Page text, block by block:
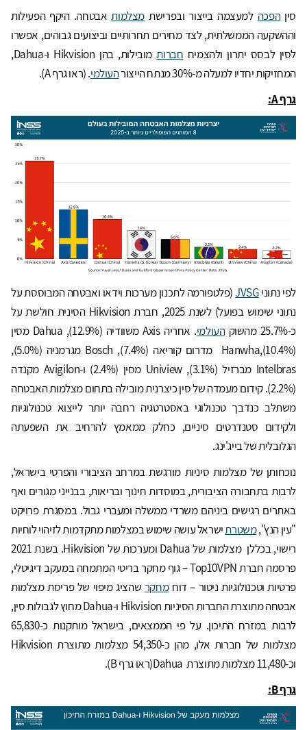
סיןהפכה למעצמה בייצור ובפרישת מצלמותאבטחה. היקף הפעילות
וההשקעה הממשלתית, לצד מחירים תחרותיים וביצועים גבוהים, אפשרו
לסין לבסס יתרון ולהצמיח חברות
מובילות, בהן Hikvision ו-Dahua,
המחזיקות יחדיו למעלה מ-30% מנתח הייצור
העולמי. (ראו גרף A).
גרףA:
לפי נתוניJVSG(פלטפורמה לתכנון מערכות וידאו ואבטחה המבוססת על
נתוני שימוש בפועל) לשנת 2025, חברת Hikvision הסינית חולשת על
כ-25.7% מהשוק
העולמי
. אחריה Axis משוודיה (12.9%), Dahua מסין
(10.4%),Hanwha מדרום קוריאה (7.4%), Bosch מגרמניה (5.0%),
Intelbras מברזיל (3.1%), Uniview מסין (2.4%) ו-Avigilon מקנדה
(2.2%). קידום מעמדה של סין כיצרנית מובילה בתחום מצלמות האבטחה
משתלב כנדבך טכנולוגי באסטרטגיה רחבה יותר לייצוא טכנולוגיות
ולקידום סטנדרטים סיניים, כחלק ממאמץ להרחיב את השפעתה
הגלובלית של בייג'ינג.
נוכחותן של מצלמות סיניות מורגשת במרחב הציבורי והפרטי בישראל,
לרבות בתחבורה הציבורית, במוסדות חינוך ובריאות, בבנייני מגורים ואף
באתרים רגישים ביניהם משרדי ממשלה ומעברי גבול. במסגרת פרויקט
"עין הנץ",משטרתישראל עושה שימוש במצלמות מתקדמות לזיהוי לוחיות
רישוי, בכללן מצלמות של Dahua ומערכות של Hikvision. בשנת 2021
פרסמה חברת Top10VPN – גוף מחקר בריטי המתמחה במעקב דיגיטלי,
פרטיות וטכנולוגיות ניטור – דוחמחקר שהציג מיפוי של פריסת מצלמות
אבטחה מתוצרת החברות הסיניות Hikvision ו-Dahua מחוץ לגבולות סין,
לרבות במזרח התיכון. על פי הממצאים, בישראל מותקנות כ-65,830
מצלמות של חברות אלו, מהן כ-54,350 מצלמות מתוצרת Hikvision
וכ-11,480 מצלמות מתוצרת Dahua(ראו גרף B).
גרףB: